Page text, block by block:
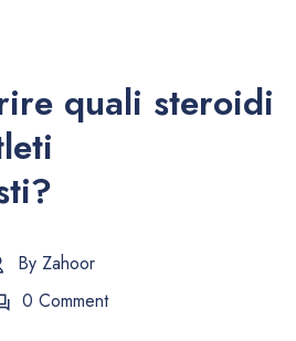
quali steroidi
By Zahoor
0 Comment